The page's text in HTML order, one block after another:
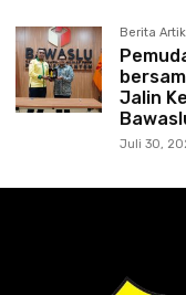
Berita
Jalin
Juli 30,